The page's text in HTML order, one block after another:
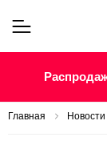
Главная Новости